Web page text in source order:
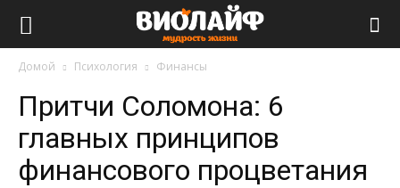
Домой Психология Финансы
Притчи Соломона: 6
главных принципов
финансового процветания